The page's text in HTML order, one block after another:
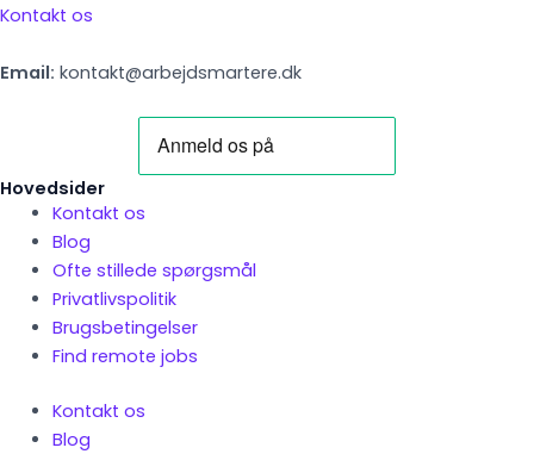
Kontakt os
Email: kontakt@arbejdsmartere.dk
Hovedsider
Kontakt os
Blog
Ofte stillede spørgsmål
Privatlivspolitik
Brugsbetingelser
Find remote jobs
Kontakt os
Blog